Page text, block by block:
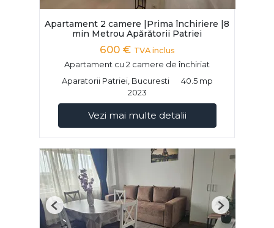
Apartament 2 camere |Prima închiriere |8
min Metrou Apărătorii Patriei
600 € TVA inclus
Apartament cu 2 camere de închiriat
Aparatorii Patriei, Bucuresti
40.5 mp
2023
Vezi mai multe detalii
Previous Next